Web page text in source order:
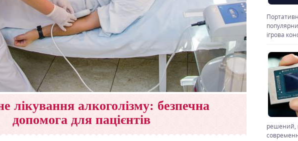
лікування алкоголізму: безпечна
допомога для пацієнтів
ігрова
решений,